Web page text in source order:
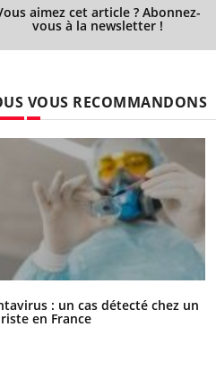
aimez cet article ? Abonnez-
vous à la newsletter !
VOUS RECOMMANDONS
: un cas détecté chez un
en France